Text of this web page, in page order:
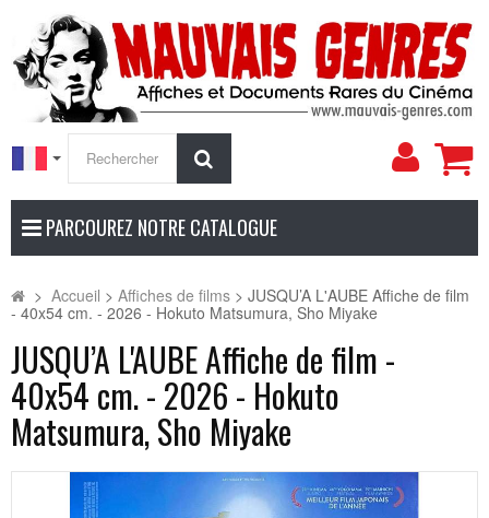
Mon
PARCOUREZ NOTRE CATALOGUE
> Accueil > Affiches de films > JUSQU’A L'AUBE Affiche de film
- 40x54 cm. - 2026 - Hokuto Matsumura, Sho Miyake
JUSQU’A L'AUBE Affiche de film -
40x54 cm. - 2026 - Hokuto
Matsumura, Sho Miyake